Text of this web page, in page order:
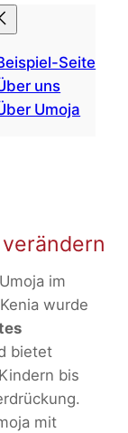
Seite
uns
Umoja
im
wurde
bietet
bis
mit